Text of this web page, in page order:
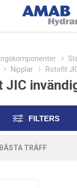
Nipplar Rotofit
JIC
FILTERS